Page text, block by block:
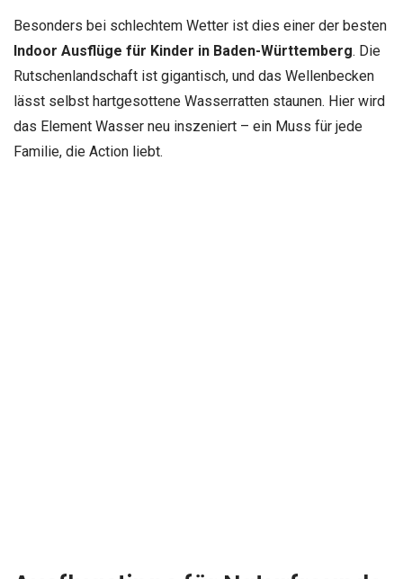
Besonders bei schlechtem Wetter ist dies einer der besten
Indoor Ausflüge für Kinder in Baden-Württemberg. Die
Rutschenlandschaft ist gigantisch, und das Wellenbecken
lässt selbst hartgesottene Wasserratten staunen. Hier wird
das Element Wasser neu inszeniert – ein Muss für jede
Familie, die Action liebt.